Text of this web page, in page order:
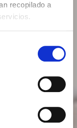
recopilado a